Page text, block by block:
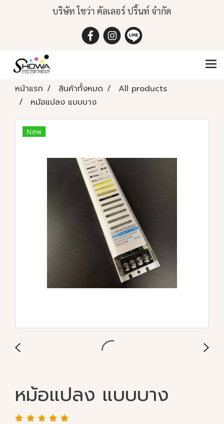
บริษัท โชว่า คัลเลอร์ ปริ้นท์ จำกัด
หน้าแรก สินค้าทั้งหมด
All products
หม้อแปลง แบบบาง
New
หม้อแปลง แบบบาง